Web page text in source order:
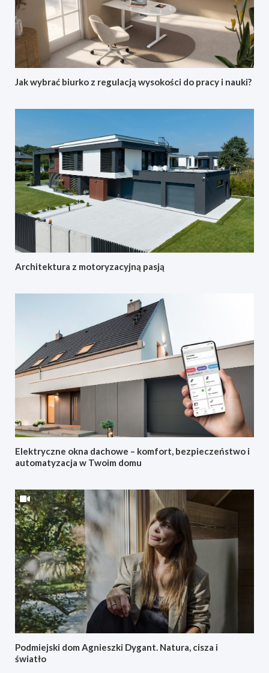
Jak wybrać biurko z regulacją wysokości do pracy i nauki?
Architektura z motoryzacyjną pasją
Elektryczne okna dachowe – komfort, bezpieczeństwo i
automatyzacja w Twoim domu
Podmiejski dom Agnieszki Dygant. Natura, cisza i
światło